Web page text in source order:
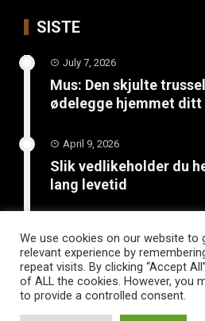
SISTE
July 7, 2026
Mus: Den skjulte
ødelegge hjemmet ditt
April 9, 2026
Slik vedlikeholder du
lang levetid
Hvordan bli kvitt
for skadedyrkontroll
We use cookies on our website to
relevant experience by
repeat visits. By clicking “Accept
of ALL the cookies. However, you
to provide a controlled consent.